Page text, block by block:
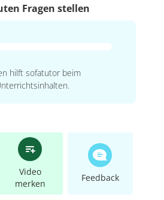
Fragen stellen
hilft sofatutor beim
Video
merken
Feedback